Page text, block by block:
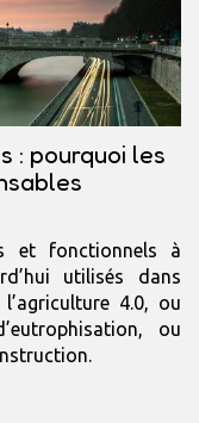
: pourquoi les
et fonctionnels à
utilisés dans
4.0, ou
ou